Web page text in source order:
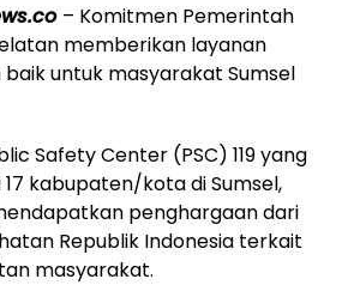
– Komitmen Pemerintah
memberikan layanan
untuk masyarakat Sumsel
Safety Center (PSC) 119 yang
kabupaten/kota di Sumsel,
penghargaan dari
Republik Indonesia terkait
masyarakat.